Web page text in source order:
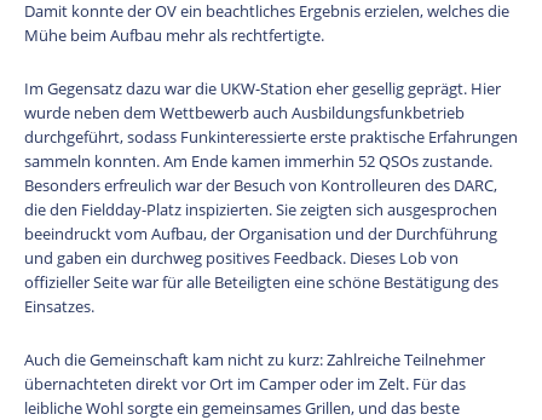
Damit konnte der OV ein beachtliches Ergebnis erzielen, welches die
Mühe beim Aufbau mehr als rechtfertigte.
Im Gegensatz dazu war die UKW-Station eher gesellig geprägt. Hier
wurde neben dem Wettbewerb auch Ausbildungsfunkbetrieb
durchgeführt, sodass Funkinteressierte erste praktische Erfahrungen
sammeln konnten. Am Ende kamen immerhin 52 QSOs zustande.
Besonders erfreulich war der Besuch von Kontrolleuren des DARC,
die den Fieldday-Platz inspizierten. Sie zeigten sich ausgesprochen
beeindruckt vom Aufbau, der Organisation und der Durchführung
und gaben ein durchweg positives Feedback. Dieses Lob von
offizieller Seite war für alle Beteiligten eine schöne Bestätigung des
Einsatzes.
Auch die Gemeinschaft kam nicht zu kurz: Zahlreiche Teilnehmer
übernachteten direkt vor Ort im Camper oder im Zelt. Für das
leibliche Wohl sorgte ein gemeinsames Grillen, und das beste